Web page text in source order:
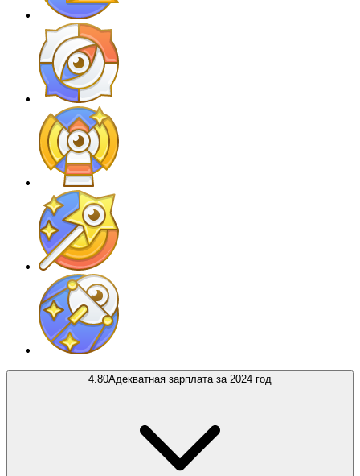
4.80Адекватная зарплата за 2024 год